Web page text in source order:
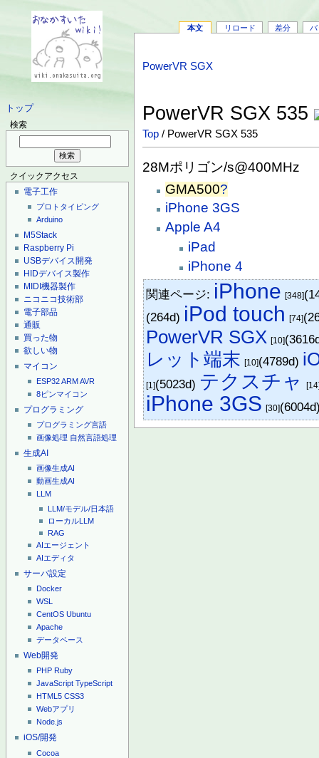
トップ
検索
クイックアクセス
電子工作
プロトタイピング
Arduino
M5Stack
Raspberry Pi
USBデバイス開発
HIDデバイス製作
MIDI機器製作
ニコニコ技術部
電子部品
通販
買った物
欲しい物
マイコン
ESP32ARMAVR
8ピンマイコン
プログラミング
プログラミング言語
画像処理 自然言語処理
生成AI
画像生成AI
動画生成AI
LLM
LLM/モデル/日本語
ローカルLLM
RAG
AIエージェント
AIエディタ
サーバ設定
Docker
WSL
CentOS Ubuntu
Apache
データベース
Web開発
PHP Ruby
JavaScript TypeScript
HTML5 CSS3
Webアプリ
Node.js
iOS/開発
Cocoa
本文 リロード 差分 バ
PowerVR SGX
PowerVR SGX 535
Top / PowerVR SGX 535
28Mポリゴン/s@400MHz
GMA500?
iPhone 3GS
Apple A4
iPad
iPhone 4
関連ページ: iPhone [348]
(264d) iPod touch [74]
PowerVR SGX [10]
レット端末 [10](4789d)
[1](5023d) テクスチャ
iPhone 3GS [30]